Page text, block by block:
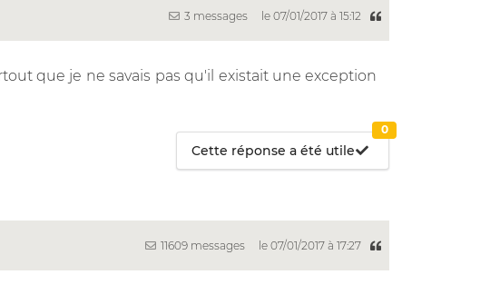
3 messages le 07/01/2017 à 15:12
que je ne savais pas qu'il existait une exception
Cette réponse a été utile
0
11609 messages le 07/01/2017 à 17:27